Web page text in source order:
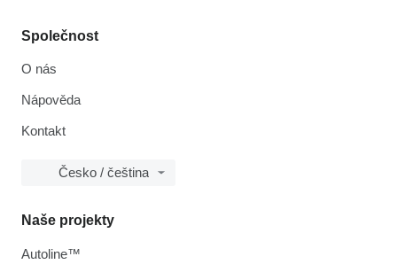
Společnost
O nás
Nápověda
Kontakt
Česko / čeština
Naše projekty
Autoline™